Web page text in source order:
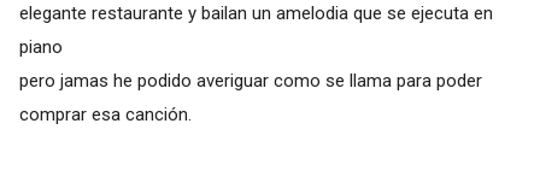
elegante restaurante y bailan un amelodia que se ejecuta en
piano
pero jamas he podido averiguar como se llama para poder
comprar esa canción.